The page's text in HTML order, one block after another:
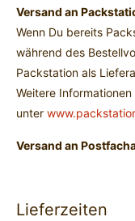
Versand an
Wenn Du bereits
während des
Packstation als
Weitere
unter
Versand an
Lieferzeiten